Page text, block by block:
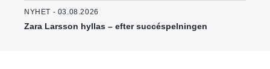
NYHET - 03.08.2026
Zara Larsson hyllas – efter succéspelningen